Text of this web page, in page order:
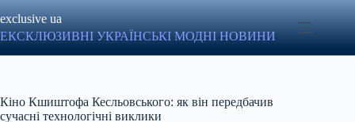
до
вмісту
exclusive ua
ЕКСКЛЮЗИВНІ УКРАЇНСЬКІ МОДНІ НОВИНИ
Кіно Кшиштофа Кесльовського: як він передбачив
сучасні технологічні виклики